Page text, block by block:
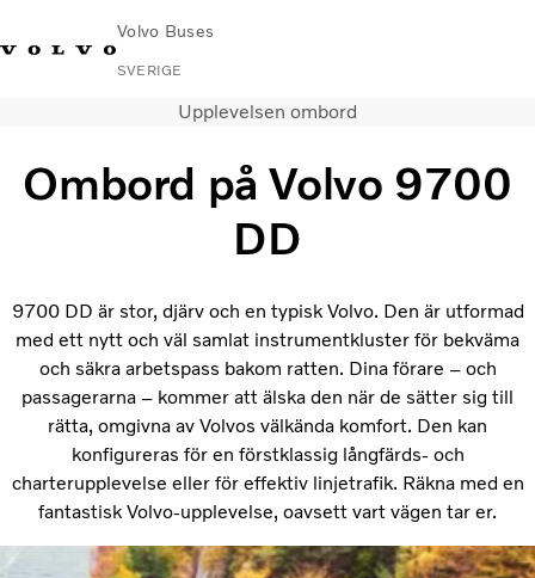
Volvo Buses
SVERIGE
Global
Hitta
Varför Volvo?
Nyheter & stories
Kontakt
Upplevelsen ombord
Ombord på Volvo 9700
DD
9700 DD är stor, djärv och en typisk Volvo. Den är utformad
med ett nytt och väl samlat instrumentkluster för bekväma
och säkra arbetspass bakom ratten. Dina förare – och
passagerarna – kommer att älska den när de sätter sig till
rätta, omgivna av Volvos välkända komfort. Den kan
konfigureras för en förstklassig långfärds- och
charterupplevelse eller för effektiv linjetrafik. Räkna med en
fantastisk Volvo-upplevelse, oavsett vart vägen tar er.